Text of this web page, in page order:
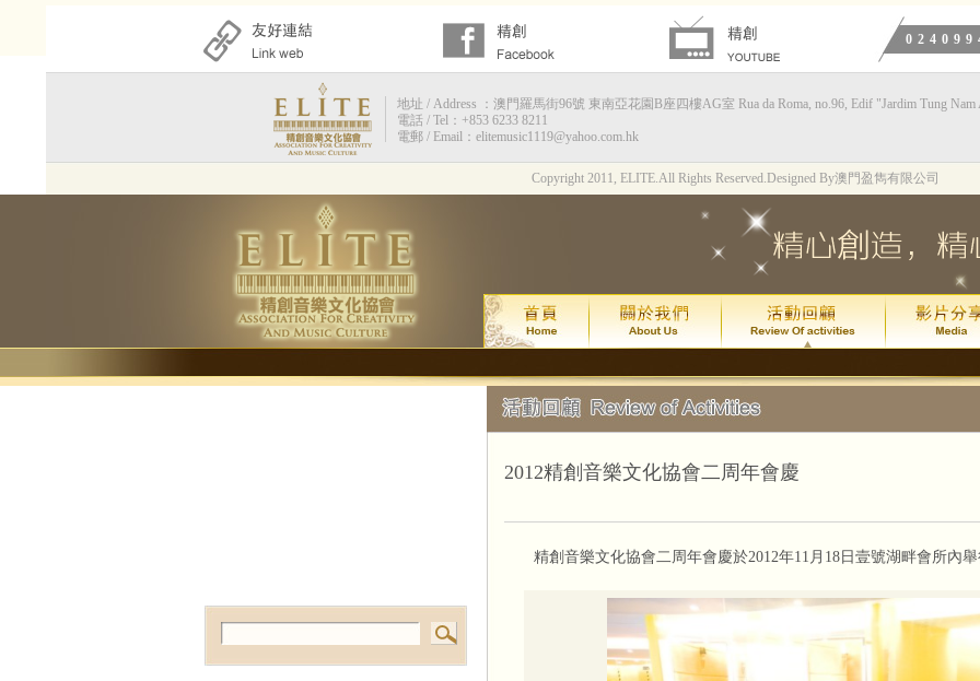
演出時間：2015年8月8日星期六下午
演出地點：香港九龍灣Megabox 通利演
票價：HK$130
琴約在黃昏2週年*拔萃匯演
演出時間： 2015 年 7 月 24 日 (
演出地點：澳門文化中心綜合劇
甘仕良流行鋼琴新體驗--澳門站
2015年7月 4 號及加開的 11 號門
演出地點：
吳善欣同學喜獲 2014年澳門區英國
本會接受有線電視訪問2014
地址 / Address ：澳門羅馬街96號 東南亞花園B座四樓AG室 Rua da Roma, no.96, Edif "Jardim Tung
電話 / Tel：+853 6233 8211
電郵 / Email：elitemusic1119@yahoo.com.hk
Copyright 2011, ELITE.All Rights Reserved.Designed By澳門盈雋有限公司
2012精創音樂文化協會二周年會慶
精創音樂文化協會二周年會慶於2012年11月18日壹號湖畔會所內舉